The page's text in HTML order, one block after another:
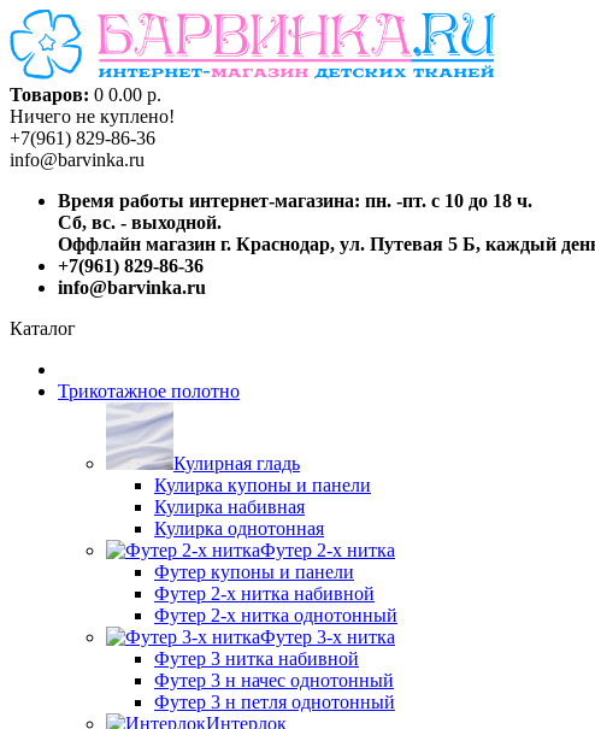
Товаров: 0 0.00 р.
Ничего не куплено!
+7(961) 829-86-36
info@barvinka.ru
Время работы интернет-магазина: пн. -пт. с 10 до 18 ч.
Сб, вс. - выходной.
Оффлайн магазин г. Краснодар, ул. Путевая 5 Б, каждый
+7(961) 829-86-36
info@barvinka.ru
Каталог
Трикотажное полотно
Кулирная гладь
Кулирка купоны и панели
Кулирка набивная
Кулирка однотонная
Футер 2-х нитка
Футер купоны и панели
Футер 2-х нитка набивной
Футер 2-х нитка однотонный
Футер 3-х нитка
Футер 3 нитка набивной
Футер 3 н начес однотонный
Футер 3 н петля однотонный
Интерлок